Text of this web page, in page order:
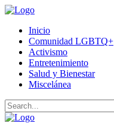
Inicio
Comunidad LGBTQ+
Activismo
Entretenimiento
Salud y Bienestar
Miscelánea